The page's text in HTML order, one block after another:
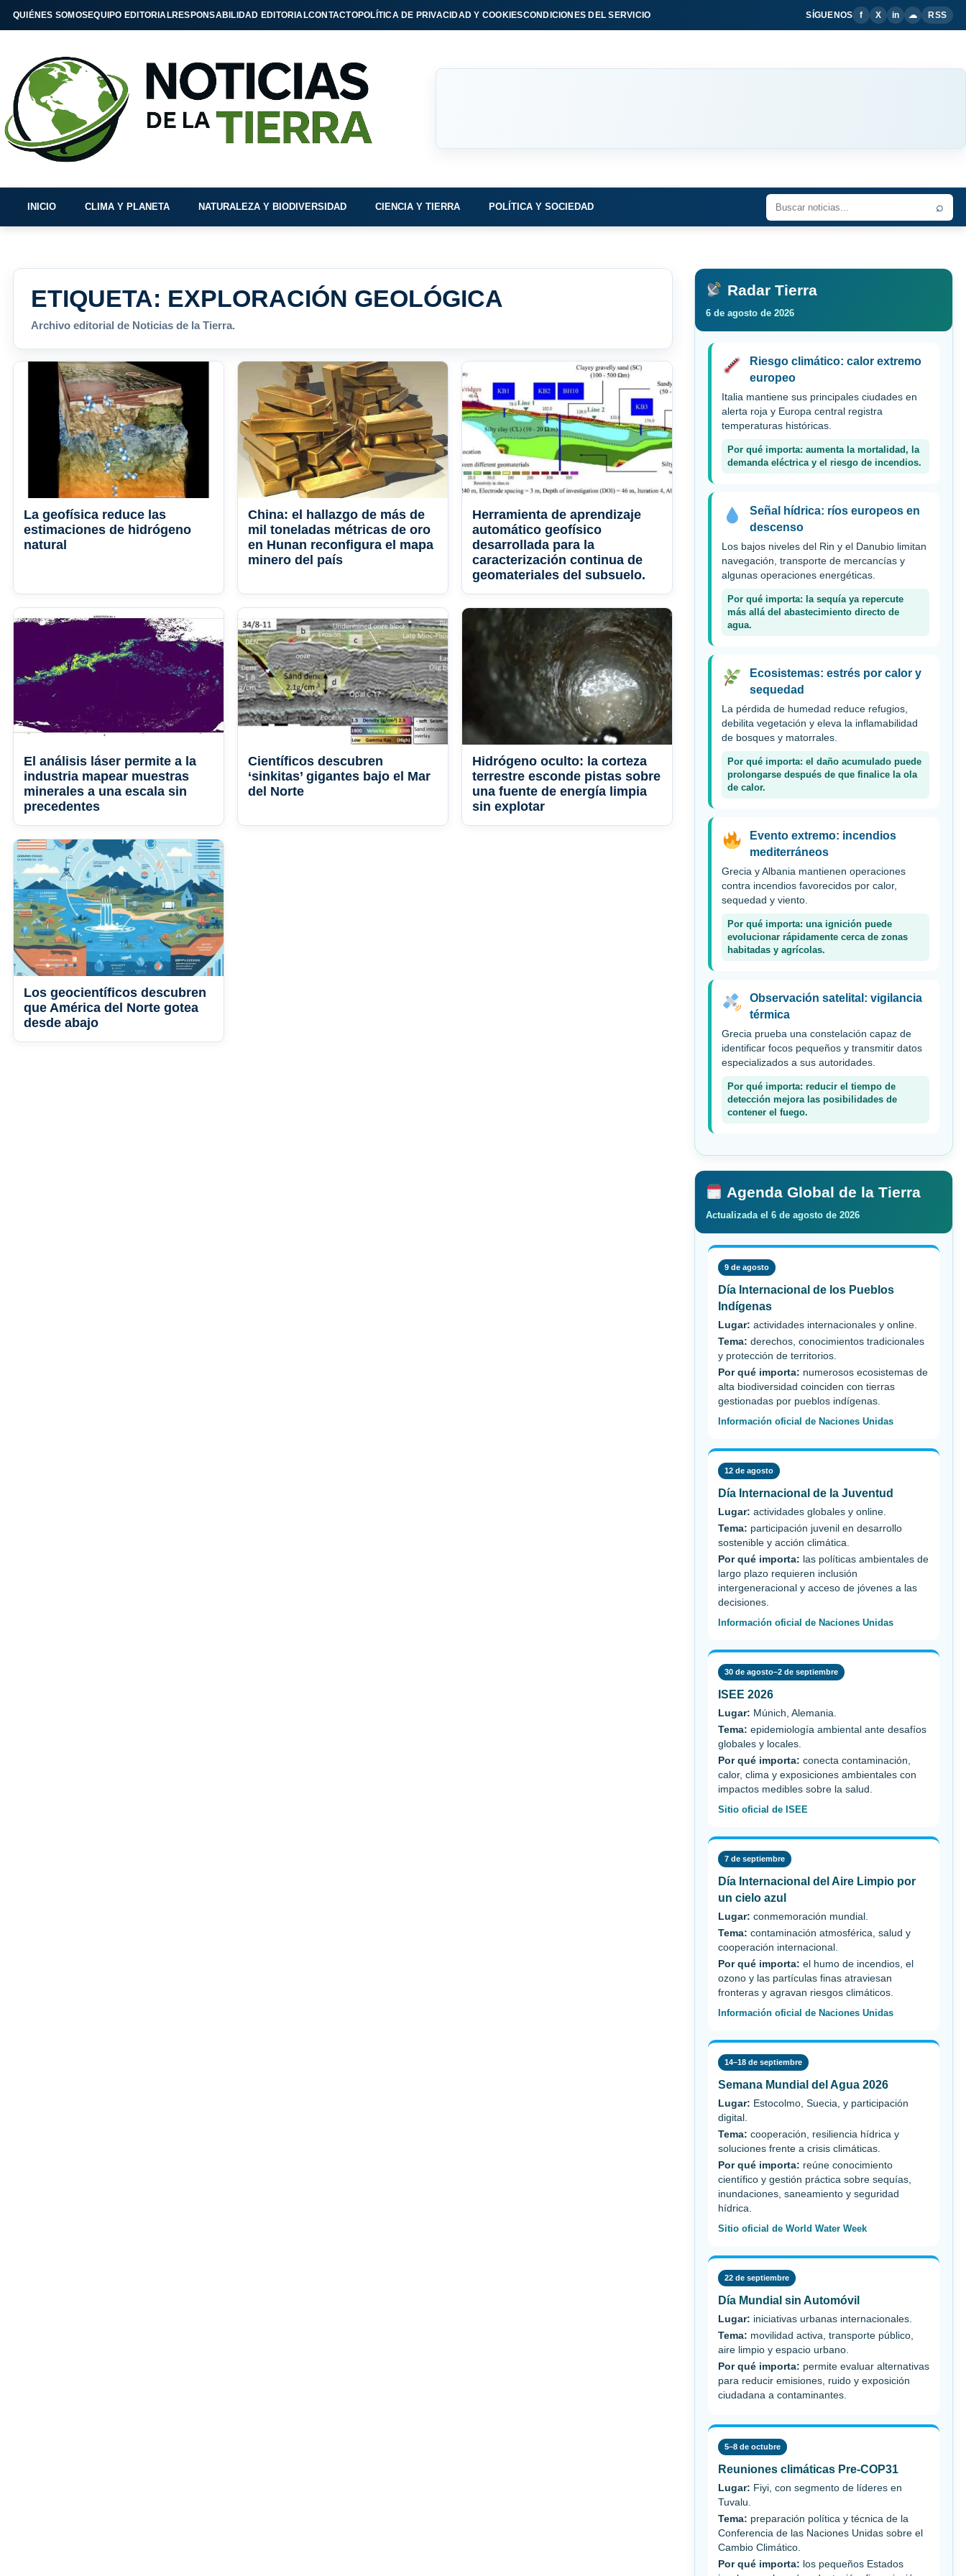
QUIÉNES SOMOSEQUIPO EDITORIALRESPONSABILIDAD EDITORIALCONTACTOPOLÍTICA DE PRIVACIDAD Y COOKIESCONDICIONES DEL SERVICIO SÍGUENOS f X in ☁ RSS
INICIO CLIMA Y PLANETA NATURALEZA Y BIODIVERSIDAD CIENCIA Y TIERRA POLÍTICA Y SOCIEDAD ⌕
ETIQUETA: EXPLORACIÓN GEOLÓGICA
Archivo editorial de Noticias de la Tierra.
La geofísica reduce las
estimaciones de hidrógeno
natural
China: el hallazgo de más de
mil toneladas métricas de oro
en Hunan reconfigura el mapa
minero del país
Herramienta de aprendizaje
automático geofísico
desarrollada para la
caracterización continua de
geomateriales del subsuelo.
El análisis láser permite a la
industria mapear muestras
minerales a una escala sin
precedentes
Científicos descubren
‘sinkitas’ gigantes bajo el Mar
del Norte
Hidrógeno oculto: la corteza
terrestre esconde pistas sobre
una fuente de energía limpia
sin explotar
Los geocientíficos descubren
que América del Norte gotea
desde abajo
Radar Tierra
6 de agosto de 2026
Riesgo climático: calor extremo
europeo
Italia mantiene sus principales ciudades en
alerta roja y Europa central registra
temperaturas históricas.
Por qué importa: aumenta la mortalidad, la
demanda eléctrica y el riesgo de incendios.
Señal hídrica: ríos europeos en
descenso
Los bajos niveles del Rin y el Danubio limitan
navegación, transporte de mercancías y
algunas operaciones energéticas.
Por qué importa: la sequía ya repercute
más allá del abastecimiento directo de
agua.
Ecosistemas: estrés por calor y
sequedad
La pérdida de humedad reduce refugios,
debilita vegetación y eleva la inflamabilidad
de bosques y matorrales.
Por qué importa: el daño acumulado puede
prolongarse después de que finalice la ola
de calor.
Evento extremo: incendios
mediterráneos
Grecia y Albania mantienen operaciones
contra incendios favorecidos por calor,
sequedad y viento.
Por qué importa: una ignición puede
evolucionar rápidamente cerca de zonas
habitadas y agrícolas.
Observación satelital: vigilancia
térmica
Grecia prueba una constelación capaz de
identificar focos pequeños y transmitir datos
especializados a sus autoridades.
Por qué importa: reducir el tiempo de
detección mejora las posibilidades de
contener el fuego.
Agenda Global de la Tierra
Actualizada el 6 de agosto de 2026
9 de agosto
Día Internacional de los Pueblos
Indígenas
Lugar: actividades internacionales y online.
Tema: derechos, conocimientos tradicionales
y protección de territorios.
Por qué importa: numerosos ecosistemas de
alta biodiversidad coinciden con tierras
gestionadas por pueblos indígenas.
Información oficial de Naciones Unidas
12 de agosto
Día Internacional de la Juventud
Lugar: actividades globales y online.
Tema: participación juvenil en desarrollo
sostenible y acción climática.
Por qué importa: las políticas ambientales de
largo plazo requieren inclusión
intergeneracional y acceso de jóvenes a las
decisiones.
Información oficial de Naciones Unidas
30 de agosto–2 de septiembre
ISEE 2026
Lugar: Múnich, Alemania.
Tema: epidemiología ambiental ante desafíos
globales y locales.
Por qué importa: conecta contaminación,
calor, clima y exposiciones ambientales con
impactos medibles sobre la salud.
Sitio oficial de ISEE
7 de septiembre
Día Internacional del Aire Limpio por
un cielo azul
Lugar: conmemoración mundial.
Tema: contaminación atmosférica, salud y
cooperación internacional.
Por qué importa: el humo de incendios, el
ozono y las partículas finas atraviesan
fronteras y agravan riesgos climáticos.
Información oficial de Naciones Unidas
14–18 de septiembre
Semana Mundial del Agua 2026
Lugar: Estocolmo, Suecia, y participación
digital.
Tema: cooperación, resiliencia hídrica y
soluciones frente a crisis climáticas.
Por qué importa: reúne conocimiento
científico y gestión práctica sobre sequías,
inundaciones, saneamiento y seguridad
hídrica.
Sitio oficial de World Water Week
22 de septiembre
Día Mundial sin Automóvil
Lugar: iniciativas urbanas internacionales.
Tema: movilidad activa, transporte público,
aire limpio y espacio urbano.
Por qué importa: permite evaluar alternativas
para reducir emisiones, ruido y exposición
ciudadana a contaminantes.
5–8 de octubre
Reuniones climáticas Pre-COP31
Lugar: Fiyi, con segmento de líderes en
Tuvalu.
Tema: preparación política y técnica de la
Conferencia de las Naciones Unidas sobre el
Cambio Climático.
Por qué importa: los pequeños Estados